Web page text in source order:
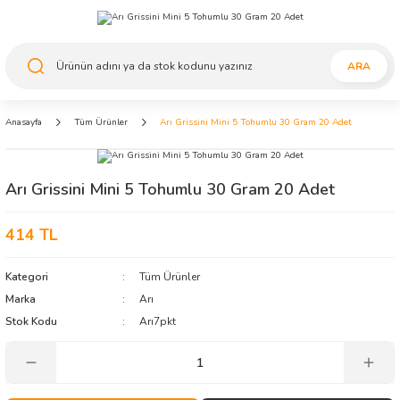
ARA
Anasayfa Tüm Ürünler Arı Grissini Mini 5 Tohumlu 30 Gram 20 Adet
Arı Grissini Mini 5 Tohumlu 30 Gram 20 Adet
414 TL
Kategori
Tüm Ürünler
Marka
Arı
Stok Kodu
Arı7pkt